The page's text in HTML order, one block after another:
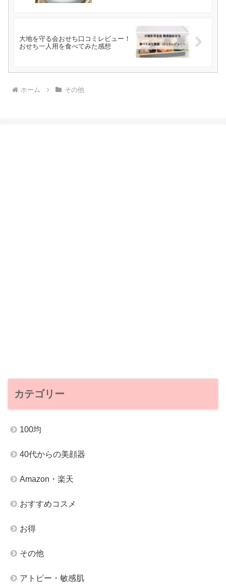
大地を守る会おせち口コミレビュー！
おせち一人用を食べてみた感想
ホーム その他
カテゴリー
100均
40代からの美顔器
Amazon・楽天
おすすめコスメ
お得
その他
アトピー・敏感肌